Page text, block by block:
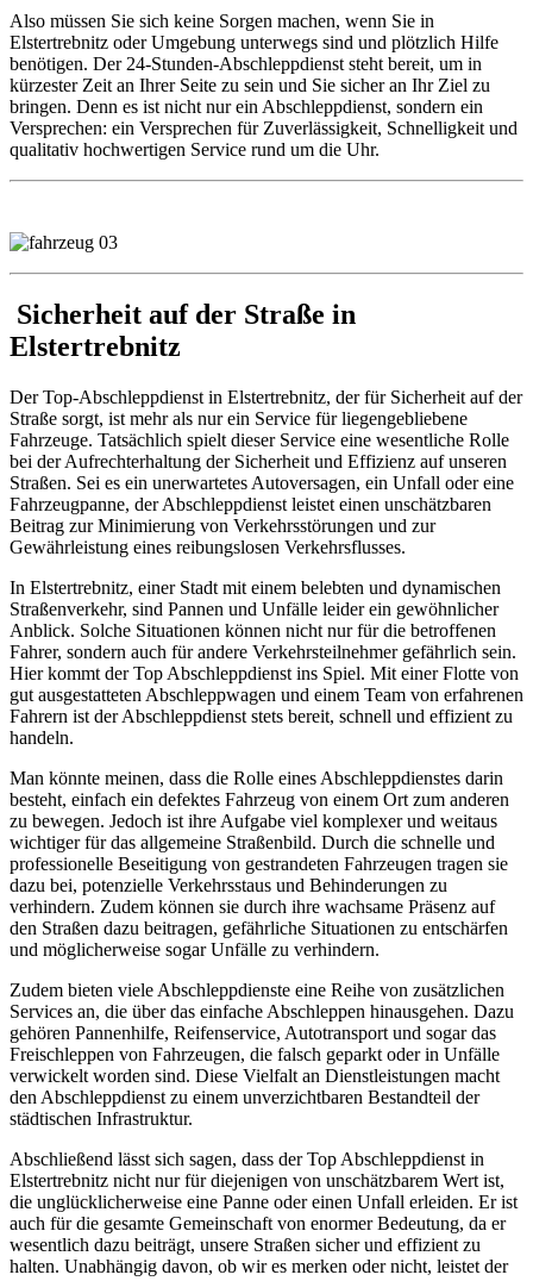
Also müssen Sie sich keine Sorgen machen, wenn Sie in
Elstertrebnitz oder Umgebung unterwegs sind und plötzlich Hilfe
benötigen. Der 24-Stunden-Abschleppdienst steht bereit, um in
kürzester Zeit an Ihrer Seite zu sein und Sie sicher an Ihr Ziel zu
bringen. Denn es ist nicht nur ein Abschleppdienst, sondern ein
Versprechen: ein Versprechen für Zuverlässigkeit, Schnelligkeit und
qualitativ hochwertigen Service rund um die Uhr.
Sicherheit auf der Straße in
Elstertrebnitz
Der Top-Abschleppdienst in Elstertrebnitz, der für Sicherheit auf der
Straße sorgt, ist mehr als nur ein Service für liegengebliebene
Fahrzeuge. Tatsächlich spielt dieser Service eine wesentliche Rolle
bei der Aufrechterhaltung der Sicherheit und Effizienz auf unseren
Straßen. Sei es ein unerwartetes Autoversagen, ein Unfall oder eine
Fahrzeugpanne, der Abschleppdienst leistet einen unschätzbaren
Beitrag zur Minimierung von Verkehrsstörungen und zur
Gewährleistung eines reibungslosen Verkehrsflusses.
In Elstertrebnitz, einer Stadt mit einem belebten und dynamischen
Straßenverkehr, sind Pannen und Unfälle leider ein gewöhnlicher
Anblick. Solche Situationen können nicht nur für die betroffenen
Fahrer, sondern auch für andere Verkehrsteilnehmer gefährlich sein.
Hier kommt der Top Abschleppdienst ins Spiel. Mit einer Flotte von
gut ausgestatteten Abschleppwagen und einem Team von erfahrenen
Fahrern ist der Abschleppdienst stets bereit, schnell und effizient zu
handeln.
Man könnte meinen, dass die Rolle eines Abschleppdienstes darin
besteht, einfach ein defektes Fahrzeug von einem Ort zum anderen
zu bewegen. Jedoch ist ihre Aufgabe viel komplexer und weitaus
wichtiger für das allgemeine Straßenbild. Durch die schnelle und
professionelle Beseitigung von gestrandeten Fahrzeugen tragen sie
dazu bei, potenzielle Verkehrsstaus und Behinderungen zu
verhindern. Zudem können sie durch ihre wachsame Präsenz auf
den Straßen dazu beitragen, gefährliche Situationen zu entschärfen
und möglicherweise sogar Unfälle zu verhindern.
Zudem bieten viele Abschleppdienste eine Reihe von zusätzlichen
Services an, die über das einfache Abschleppen hinausgehen. Dazu
gehören Pannenhilfe, Reifenservice, Autotransport und sogar das
Freischleppen von Fahrzeugen, die falsch geparkt oder in Unfälle
verwickelt worden sind. Diese Vielfalt an Dienstleistungen macht
den Abschleppdienst zu einem unverzichtbaren Bestandteil der
städtischen Infrastruktur.
Abschließend lässt sich sagen, dass der Top Abschleppdienst in
Elstertrebnitz nicht nur für diejenigen von unschätzbarem Wert ist,
die unglücklicherweise eine Panne oder einen Unfall erleiden. Er ist
auch für die gesamte Gemeinschaft von enormer Bedeutung, da er
wesentlich dazu beiträgt, unsere Straßen sicher und effizient zu
halten. Unabhängig davon, ob wir es merken oder nicht, leistet der